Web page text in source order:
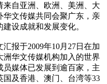
自亚洲、欧洲、美洲、大
华文传媒共同会聚广东，亲
设成就和发展变化。
报于2009年10月27日在加
华文传媒机构加入的世界
媒体已发展到逾百家，主
及香港、澳门、台湾等33